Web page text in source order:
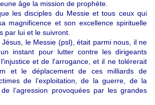
âge la mission de prophète.
les disciples du Messie et tous ceux qui
magnificence et son excellence spirituelle
par lui et le suivront.
le Messie (psl), était parmi nous, il ne
instant pour lutter contre les dirigeants
et de l'arrogance, et il ne tolérerait
et le déplacement de ces milliards de
de l’exploitation, de la guerre, de la
l’agression provoquées par les grandes